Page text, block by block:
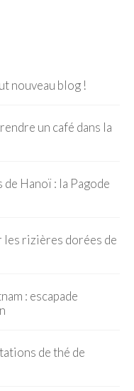
nouveau blog !
un café dans la
Hanoï : la Pagode
rizières dorées de
: escapade
de thé de